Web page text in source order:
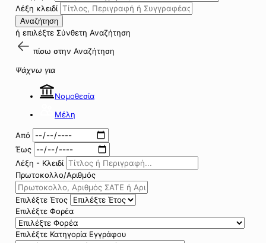
Λέξη κλειδί
Αναζήτηση
ή επιλέξτε Σύνθετη Αναζήτηση
πίσω στην Αναζήτηση
Ψάχνω για
Νομοθεσία
Μέλη
Από
Έως
Λέξη - Κλειδί
Πρωτοκολλο/Αριθμός
Επιλέξτε Έτος
Επιλέξτε Φορέα
Επιλέξτε Κατηγορία Εγγράφου